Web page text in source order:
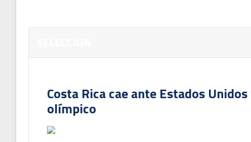
Costa Rica cae ante Estados
olímpico